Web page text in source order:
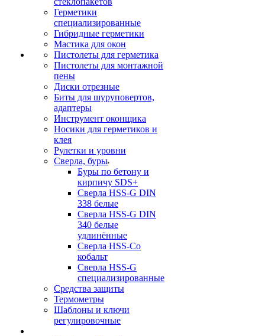
Герметики
специализированные
Гибридные герметики
Мастика для окон
Пистолеты для герметика
Пистолеты для монтажной
пены
Диски отрезные
Биты для шуруповертов,
адаптеры
Инструмент оконщика
Носики для герметиков и
клея
Рулетки и уровни
Сверла, буры
Буры по бетону и
кирпичу SDS+
Сверла HSS-G DIN
338 белые
Сверла HSS-G DIN
340 белые
удлинённые
Сверла HSS-Co
кобальт
Сверла HSS-G
специализированные
Средства защиты
Термометры
Шаблоны и ключи
регулировочные